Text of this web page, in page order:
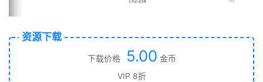
资源下载
下载价格 5.00 金币
VIP 8折